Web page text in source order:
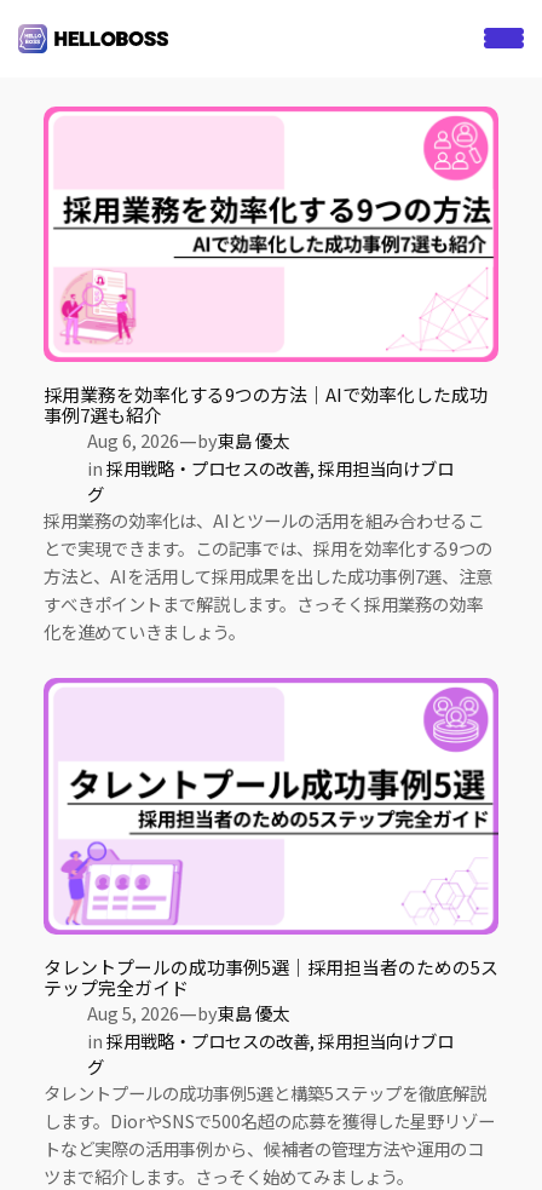
Category:採用戦略・プロセスの改善
採用業務を効率化する9つの方法｜AIで効率化した成功
事例7選も紹介
Aug 6, 2026—by東島 優太
in採用戦略・プロセスの改善, 採用担当向けブロ
グ
採用業務の効率化は、AIとツールの活用を組み合わせるこ
とで実現できます。この記事では、採用を効率化する9つの
方法と、AIを活用して採用成果を出した成功事例7選、注意
すべきポイントまで解説します。さっそく採用業務の効率
化を進めていきましょう。
タレントプールの成功事例5選｜採用担当者のための5ス
テップ完全ガイド
Aug 5, 2026—by東島 優太
in採用戦略・プロセスの改善, 採用担当向けブロ
グ
タレントプールの成功事例5選と構築5ステップを徹底解説
します。DiorやSNSで500名超の応募を獲得した星野リゾー
トなど実際の活用事例から、候補者の管理方法や運用のコ
ツまで紹介します。さっそく始めてみましょう。